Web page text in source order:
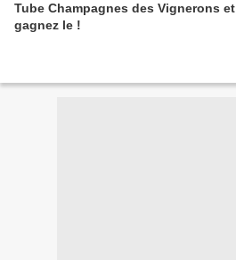
Tube Champagnes des Vignerons et
gagnez le !